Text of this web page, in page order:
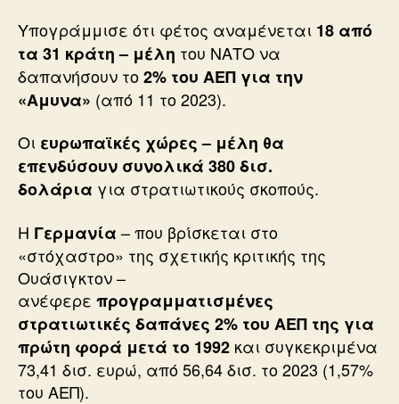
Υπογράμμισε ότι φέτος αναμένεται 18 από
τα 31 κράτη – μέλη του ΝΑΤΟ να
δαπανήσουν το2% του ΑΕΠ για την
«Αμυνα» (από 11 το 2023).
Οι ευρωπαϊκές χώρες – μέλη θα
επενδύσουν συνολικά 380 δισ.
δολάρια για στρατιωτικούς σκοπούς.
Η Γερμανία – που βρίσκεται στο
«στόχαστρο» της σχετικής κριτικής της
Ουάσιγκτον –
ανέφερε προγραμματισμένες
στρατιωτικές δαπάνες 2% του ΑΕΠ της για
πρώτη φορά μετά το 1992 και συγκεκριμένα
73,41 δισ. ευρώ, από 56,64 δισ. το 2023 (1,57%
του ΑΕΠ).